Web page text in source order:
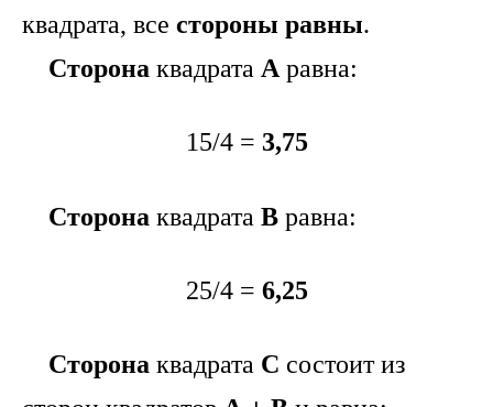
квадрата, все стороны равны.
Сторона квадрата А равна:
15/4 = 3,75
Сторона квадрата В равна:
25/4 = 6,25
Сторона квадрата С состоит из